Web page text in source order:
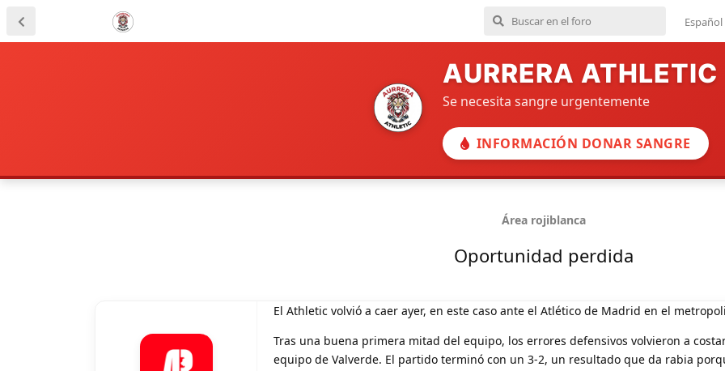
Español
AURRERA ATHLETIC
Se necesita sangre urgentemente
INFORMACIÓN DONAR SANGRE
Área rojiblanca
Oportunidad perdida
El Athletic volvió a caer ayer, en este caso ante el Atlético de Madrid en el
Tras una buena primera mitad del equipo, los errores defensivos volvieron a
equipo de Valverde. El partido terminó con un 3-2, un resultado que da rabia